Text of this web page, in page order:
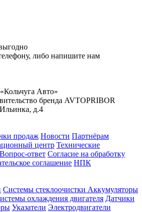
либо напишите нам
Авто»
бренда AVTOPRIBOR
д.4
продаж Новости Партнёрам
центр Технические
Вопрос-ответ Согласие на обработку
соглашение НПК
Системы стеклоочистки Аккумуляторы
охлаждения двигателя Датчики
Указатели Электродвигатели